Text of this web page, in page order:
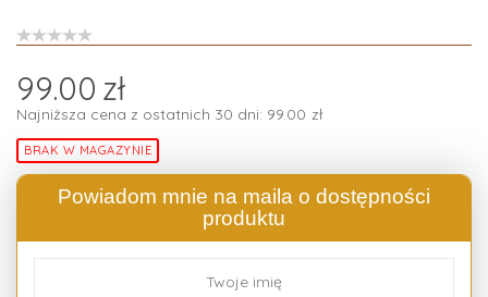
99.00 zł
Najniższa cena z ostatnich 30 dni: 99.00 zł
BRAK W MAGAZYNIE
Powiadom mnie na maila o dostępności
produktu